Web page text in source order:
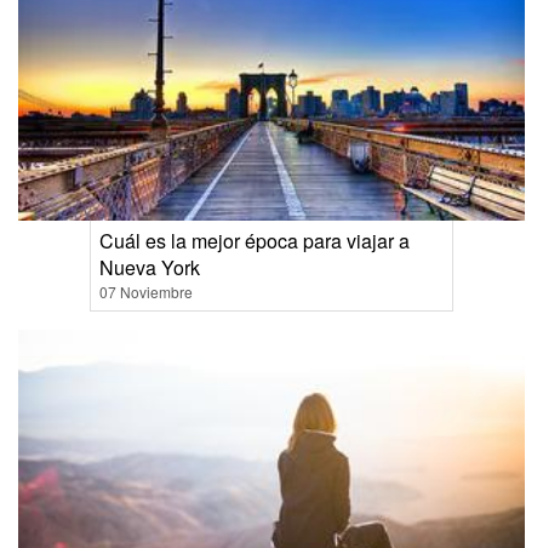
Cuál es la mejor época para viajar a
Nueva York
07 Noviembre